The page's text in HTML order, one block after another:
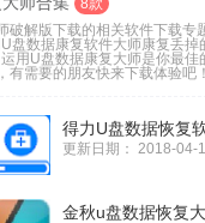
8款
解版下载的相关软件下载
盘数据康复软件大师康复丢
用U盘数据康复大师是你最
有需要的朋友快来下载体验吧
得力U盘数据恢复
更新日期： 2018-04-
金秋u盘数据恢复